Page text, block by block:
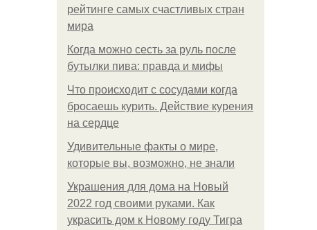
рейтинге самых счастливых стран
мира
Когда можно сесть за руль после
бутылки пива: правда и мифы
Что происходит с сосудами когда
бросаешь курить. Действие курения
на сердце
Удивительные факты о мире,
которые вы, возможно, не знали
Украшения для дома на Новый
2022 год своими руками. Как
украсить дом к Новому году Тигра